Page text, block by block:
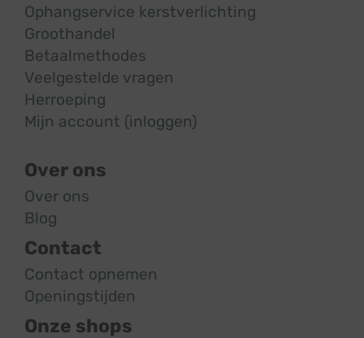
Ophangservice kerstverlichting
Groothandel
Betaalmethodes
Veelgestelde vragen
Herroeping
Mijn account (inloggen)
Over ons
Over ons
Blog
Contact
Contact opnemen
Openingstijden
Onze shops